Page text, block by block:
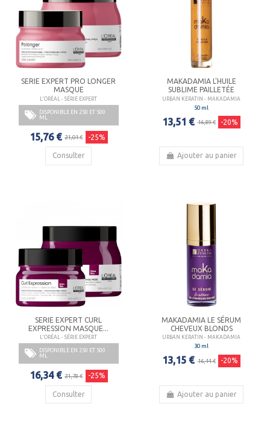
SERIE EXPERT PRO LONGER
MASQUE
L'ORÉAL - SÉRIE EXPERT
DISPONIBLE EN 250 ET 500
ML
15,76 € 21,01 € -25%
Consulter
MAKADAMIA L'HUILE
SUBLIME PAILLETÉE
URBAN KERATIN - MAKADAMIA
50 ml
13,51 € 16,89 € -20%
Ajouter au panier
SERIE EXPERT CURL
EXPRESSION MASQUE...
L'ORÉAL - SÉRIE EXPERT
DISPONIBLE EN 250 ET 500
ML
16,34 € 21,78 € -25%
Consulter
MAKADAMIA LE SÉRUM
CHEVEUX BLONDS
URBAN KERATIN - MAKADAMIA
30 ml
13,15 € 16,44 € -20%
Ajouter au panier